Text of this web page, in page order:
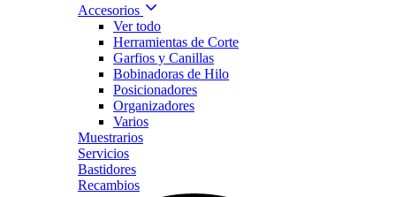
Accesorios
Ver todo
Herramientas de Corte
Garfios y Canillas
Bobinadoras de Hilo
Posicionadores
Organizadores
Varios
Muestrarios
Servicios
Bastidores
Recambios